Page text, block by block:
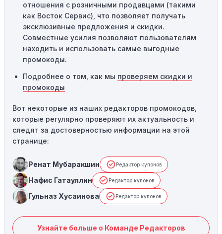
отношения с розничными продавцами (такими
как Восток Сервис), что позволяет получать
эксклюзивные предложения и скидки.
Совместные усилия позволяют пользователям
находить и использовать самые выгодные
промокоды.
Подробнее о том, как мы проверяем скидки и
промокоды
Вот некоторые из наших редакторов промокодов,
которые регулярно проверяют их актуальность и
следят за достоверностью информации на этой
странице:
Ренат Мубаракшин Редактор купонов
Нафис Гатауллин Редактор купонов
Гульназ Хусаинова Редактор купонов
Узнайте больше о Команде Редакторов